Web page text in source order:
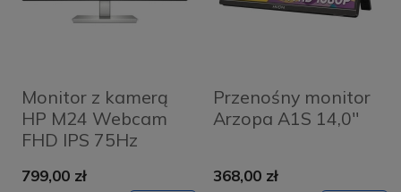
Monitor z kamerą
HP M24 Webcam
FHD IPS 75Hz
799,00 zł
Przenośny monitor
Arzopa A1S 14,0''
368,00 zł